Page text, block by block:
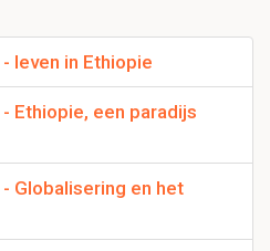
leven in Ethiopie
Ethiopie, een paradijs
Globalisering en het